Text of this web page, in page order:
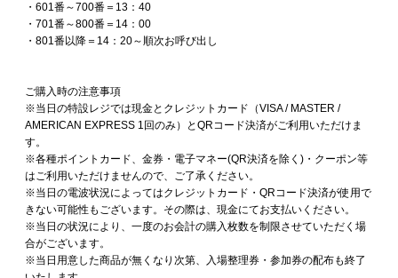
・601番～700番＝13：40
・701番～800番＝14：00
・801番以降＝14：20～順次お呼び出し
ご購入時の注意事項
※当日の特設レジでは現金とクレジットカード（VISA / MASTER /
AMERICAN EXPRESS 1回のみ）とQRコード決済がご利用いただけま
す。
※各種ポイントカード、金券・電子マネー(QR決済を除く)・クーポン等
はご利用いただけませんので、ご了承ください。
※当日の電波状況によってはクレジットカード・QRコード決済が使用で
きない可能性もございます。その際は、現金にてお支払いください。
※当日の状況により、一度のお会計の購入枚数を制限させていただく場
合がございます。
※当日用意した商品が無くなり次第、入場整理券・参加券の配布も終了